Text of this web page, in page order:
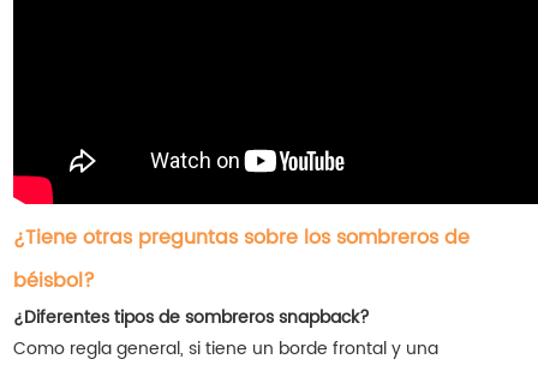
¿Tiene otras preguntas sobre los sombreros de
béisbol?
¿Diferentes tipos de sombreros snapback?
Como regla general, si tiene un borde frontal y una